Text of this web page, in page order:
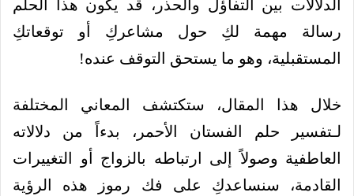
الدلالات بين التفاؤل والحذر، قد يكون هذا الحلم
رسالة مهمة لكِ حول مشاعركِ أو توقعاتكِ
المستقبلية، وهو ما يستحق التوقف عنده!
خلال هذا المقال، ستكتشف المعاني المختلفة
لـتفسير حلم الفستان الأحمر، بدءاً من دلالاته
العاطفية وصولاً إلى ارتباطه بالزواج أو التغييرات
القادمة، سنساعدكِ على فك رموز هذه الرؤية